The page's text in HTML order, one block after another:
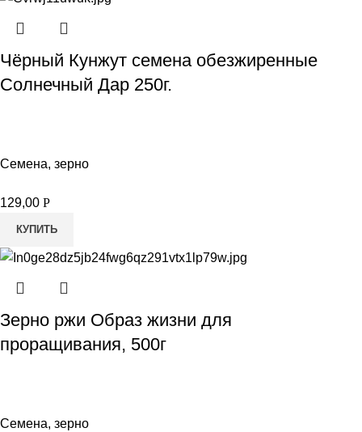
Чёрный Кунжут семена обезжиренные
Солнечный Дар 250г.
Семена, зерно
129,00 Р
КУПИТЬ
Зерно ржи Образ жизни для
проращивания, 500г
Семена, зерно